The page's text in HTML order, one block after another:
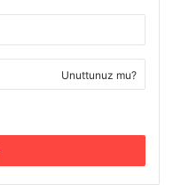
Unuttunuz mu?